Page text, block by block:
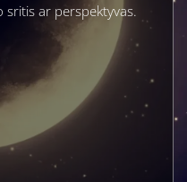
sritis ar perspektyvas.